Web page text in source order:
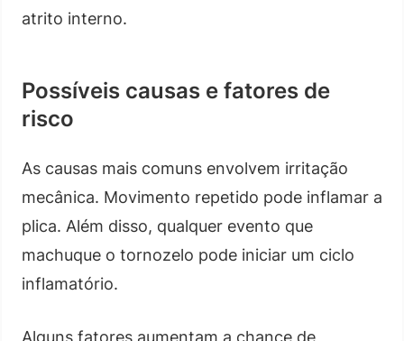
atrito interno.
Possíveis causas e fatores de
risco
As causas mais comuns envolvem irritação
mecânica. Movimento repetido pode inflamar a
plica. Além disso, qualquer evento que
machuque o tornozelo pode iniciar um ciclo
inflamatório.
Alguns fatores aumentam a chance de